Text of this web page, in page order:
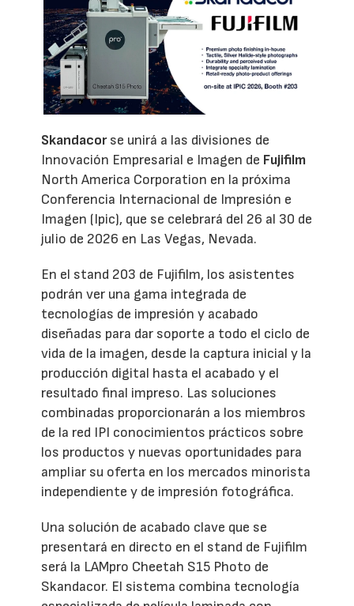
Skandacorse unirá a las divisiones de
Innovación Empresarial e Imagen de Fujifilm
North America Corporation en la próxima
Conferencia Internacional de Impresión e
Imagen (Ipic), que se celebrará del 26 al 30 de
julio de 2026 en Las Vegas, Nevada.
En el stand 203 de Fujifilm, los asistentes
podrán ver una gama integrada de
tecnologías de impresión y acabado
diseñadas para dar soporte a todo el ciclo de
vida de la imagen, desde la captura inicial y la
producción digital hasta el acabado y el
resultado final impreso. Las soluciones
combinadas proporcionarán a los miembros
de la red IPI conocimientos prácticos sobre
los productos y nuevas oportunidades para
ampliar su oferta en los mercados minorista
independiente y de impresión fotográfica.
Una solución de acabado clave que se
presentará en directo en el stand de Fujifilm
será la LAMpro Cheetah S15 Photo de
Skandacor. El sistema combina tecnología